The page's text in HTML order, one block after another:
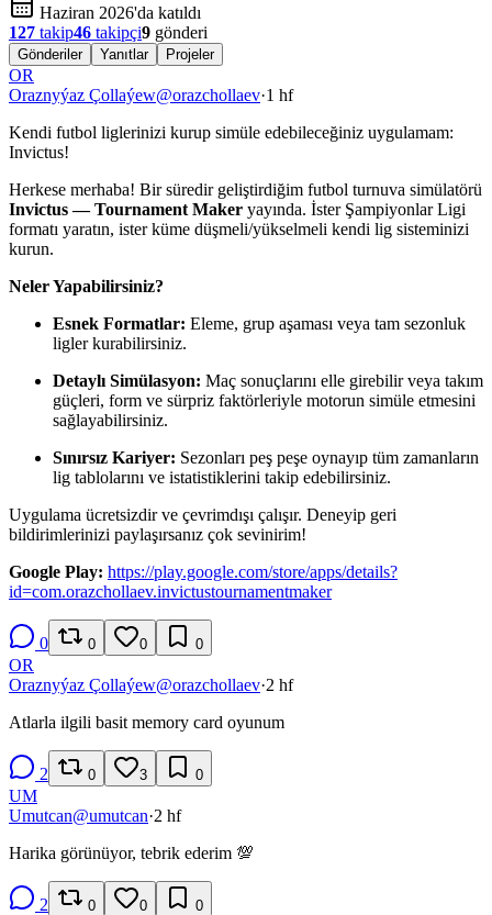
Haziran 2026'da katıldı
127 takip46 takipçi9 gönderi
Gönderiler Yanıtlar Projeler
OR
Oraznyýaz Çollaýew@orazchollaev·1 hf
Kendi futbol liglerinizi kurup simüle edebileceğiniz uygulamam:
Invictus!
Herkese merhaba! Bir süredir geliştirdiğim futbol turnuva simülatörü
Invictus — Tournament Maker yayında. İster Şampiyonlar Ligi
formatı yaratın, ister küme düşmeli/yükselmeli kendi lig sisteminizi
kurun.
Neler Yapabilirsiniz?
Esnek Formatlar: Eleme, grup aşaması veya tam sezonluk
ligler kurabilirsiniz.
Detaylı Simülasyon: Maç sonuçlarını elle girebilir veya takım
güçleri, form ve sürpriz faktörleriyle motorun simüle etmesini
sağlayabilirsiniz.
Sınırsız Kariyer: Sezonları peş peşe oynayıp tüm zamanların
lig tablolarını ve istatistiklerini takip edebilirsiniz.
Uygulama ücretsizdir ve çevrimdışı çalışır. Deneyip geri
bildirimlerinizi paylaşırsanız çok sevinirim!
Google Play: https://play.google.com/store/apps/details?
id=com.orazchollaev.invictustournamentmaker
0 0 0 0
OR
Oraznyýaz Çollaýew@orazchollaev·2 hf
Atlarla ilgili basit memory card oyunum
2 0 3 0
UM
Umutcan@umutcan·2 hf
Harika görünüyor, tebrik ederim 💯
2 0 0 0